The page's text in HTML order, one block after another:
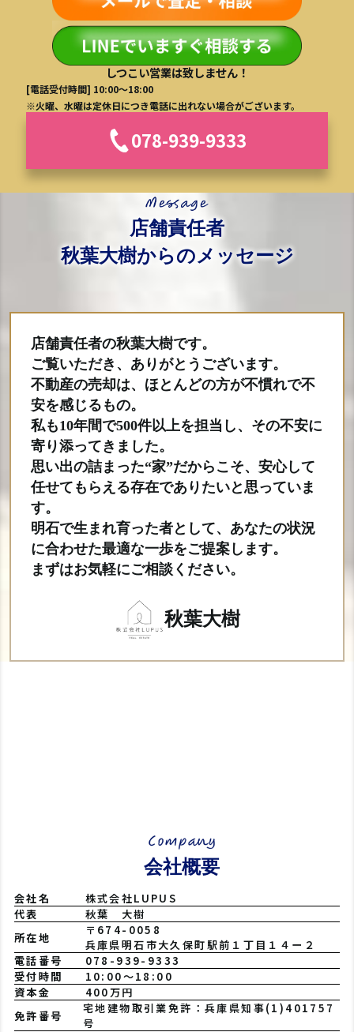
しつこい営業は致しません！
[電話受付時間] 10:00～18:00
※火曜、水曜は定休日につき電話に出れない場合がございます。
078-939-9333
店舗責任者
秋葉大樹からのメッセージ
店舗責任者の秋葉大樹です。
ご覧いただき、ありがとうございます。
不動産の売却は、ほとんどの方が不慣れで不
安を感じるもの。
私も10年間で500件以上を担当し、その不安に
寄り添ってきました。
思い出の詰まった“家”だからこそ、安心して
任せてもらえる存在でありたいと思っていま
す。
明石で生まれ育った者として、あなたの状況
に合わせた最適な一歩をご提案します。
まずはお気軽にご相談ください。
秋葉大樹
会社概要
会社名
株式会社LUPUS
代表
秋葉 大樹
所在地
〒674-0058
兵庫県明石市大久保町駅前１丁目１４ー２
電話番号
078-939-9333
受付時間
10:00〜18:00
資本金
400万円
免許番号
宅地建物取引業免許：兵庫県知事(1)401757
号